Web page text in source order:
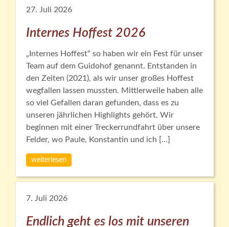
27. Juli 2026
Internes Hoffest 2026
„Internes Hoffest“ so haben wir ein Fest für unser
Team auf dem Guidohof genannt. Entstanden in
den Zeiten (2021), als wir unser großes Hoffest
wegfallen lassen mussten. Mittlerweile haben alle
so viel Gefallen daran gefunden, dass es zu
unseren jährlichen Highlights gehört. Wir
beginnen mit einer Treckerrundfahrt über unsere
Felder, wo Paule, Konstantin und ich […]
weiterlesen
7. Juli 2026
Endlich geht es los mit unseren